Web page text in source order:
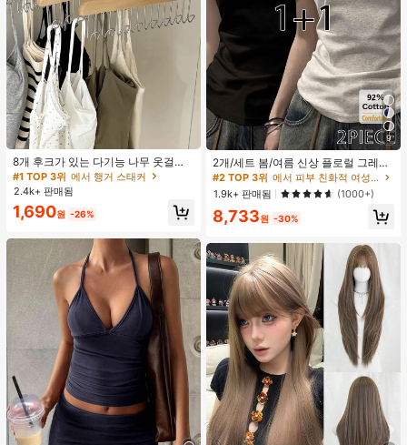
8개 후크가 있는 다기능 나무 옷걸이
360도 회전 옷장 수납 후크 랙 상의
조끼 및 의류용 공간 절약 정리대
#1 TOP 3위 에서 행거 스태커
2.4k+ 판매됨
1,690원 -26%
9
2개/세트 봄/여름 신상 플로럴 그레이
+ 블랙 반팔 티셔츠, 여성 슬림핏 솔리
드 컬러 언더셔츠 캐주얼
#2 TOP 3위
에서 피부 친화적 여성 상의, 블라우스 & 티
높은 재방문 고객
#2 TOP 3위
에서 피부 친화적 여성 상의, 블라우스 & 티
높은 재방문 고객
#2 TOP 3위
에서 피부 친화적 여성 상의, 블라우스 & 티
높은 재방문 고객
#2 TOP 3위
에서 피부 친화적 여성 상의, 블라우스 & 티
높은 재방문 고객
1.9k+ 판매됨 (1000+)
8,733원 -30%